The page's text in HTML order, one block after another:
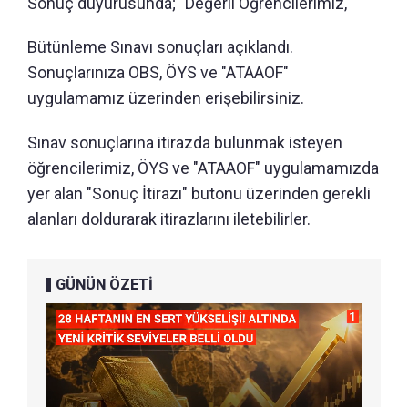
Bütünleme Sınavı sonuçları açıklandı.
Sonuçlarınıza OBS, ÖYS ve "ATAAOF"
uygulamamız üzerinden erişebilirsiniz.
Sınav sonuçlarına itirazda bulunmak isteyen
öğrencilerimiz, ÖYS ve "ATAAOF" uygulamamızda
yer alan "Sonuç İtirazı" butonu üzerinden gerekli
alanları doldurarak itirazlarını iletebilirler.
GÜNÜN ÖZETİ